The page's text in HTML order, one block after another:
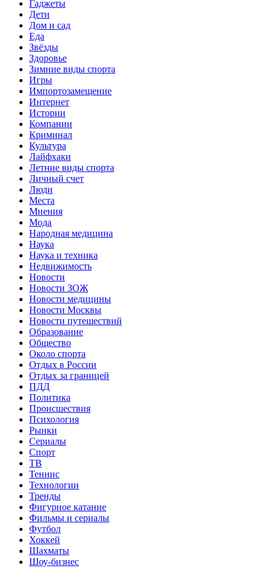
Гаджеты
Дети
Дом и сад
Еда
Звёзды
Здоровье
Зимние виды спорта
Игры
Импортозамещение
Интернет
Истории
Компании
Криминал
Культура
Лайфхаки
Летние виды спорта
Личный счет
Люди
Места
Мнения
Мода
Народная медицина
Наука
Наука и техника
Недвижимость
Новости
Новости ЗОЖ
Новости медицины
Новости Москвы
Новости путешествий
Образование
Общество
Около спорта
Отдых в России
Отдых за границей
ПДД
Политика
Происшествия
Психология
Рынки
Сериалы
Спорт
ТВ
Теннис
Технологии
Тренды
Фигурное катание
Фильмы и сериалы
Футбол
Хоккей
Шахматы
Шоу-бизнес